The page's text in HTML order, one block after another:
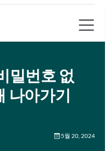
밀번호 없
나아가기
5월 20, 2024